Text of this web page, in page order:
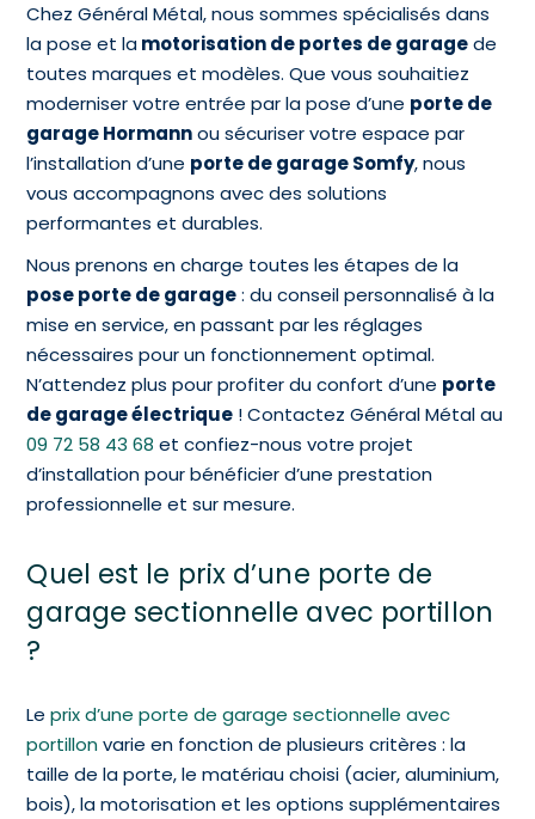
Chez Général Métal, nous sommes spécialisés dans
la pose et lamotorisation de portes de garagede
toutes marques et modèles. Que vous souhaitiez
moderniser votre entrée par la pose d’une porte de
garage Hormannou sécuriser votre espace par
l’installation d’une porte de garage Somfy, nous
vous accompagnons avec des solutions
performantes et durables.
Nous prenons en charge toutes les étapes de la
pose porte de garage: du conseil personnalisé à la
mise en service, en passant par les réglages
nécessaires pour un fonctionnement optimal.
N’attendez plus pour profiter du confort d’une porte
de garage électrique ! Contactez Général Métal au
09 72 58 43 68 et confiez-nous votre projet
d’installation pour bénéficier d’une prestation
professionnelle et sur mesure.
Quel est le prix d’une porte de
garage sectionnelle avec portillon
?
Leprix d’une porte de garage sectionnelle avec
portillonvarie en fonction de plusieurs critères : la
taille de la porte, le matériau choisi (acier, aluminium,
bois), la motorisation et les options supplémentaires